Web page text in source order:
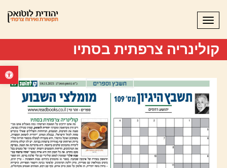
פתח
תפריט
קולינריה צרפתית בסתיו